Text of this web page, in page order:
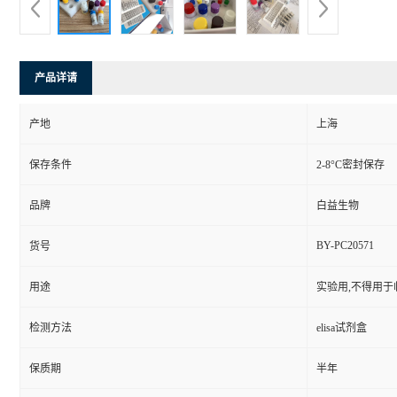
产品详请
产地 上海
保存条件 2-8°C密封保存
品牌 白益生物
货号 BY-PC20571
用途 实验用,不得用于
检测方法 elisa试剂盒
保质期 半年